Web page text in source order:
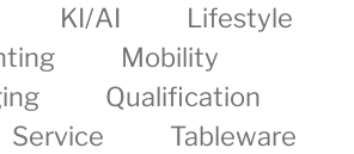
KI/AI
Lifestyle
Mobility
Qualification
Service
Tableware